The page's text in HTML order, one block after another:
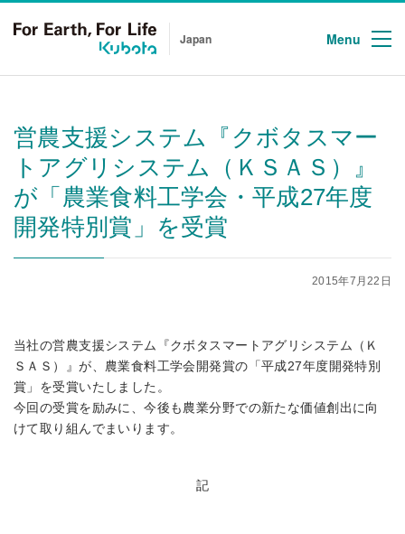
Japan Menu
営農支援システム『クボタスマー
トアグリシステム（ＫＳＡＳ）』
が「農業食料工学会・平成27年度
開発特別賞」を受賞
2015年7月22日
当社の営農支援システム『クボタスマートアグリシステム（Ｋ
ＳＡＳ）』が、農業食料工学会開発賞の「平成27年度開発特別
賞」を受賞いたしました。
今回の受賞を励みに、今後も農業分野での新たな価値創出に向
けて取り組んでまいります。
記